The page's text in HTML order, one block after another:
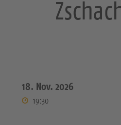
18. Nov. 2026
19:30